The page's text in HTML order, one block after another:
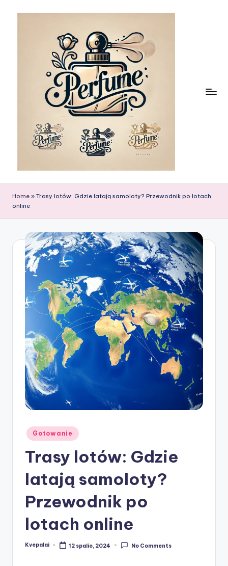
Home » Trasy lotów: Gdzie latają samoloty? Przewodnik po lotach
online
Posted
in
Gotowanie
Trasy lotów: Gdzie
latają samoloty?
Przewodnik po
lotach online
Posted
Kvepalai 12 spalio, 2024 No Comments